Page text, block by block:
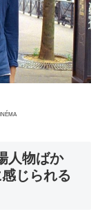
人物ばか
じられる